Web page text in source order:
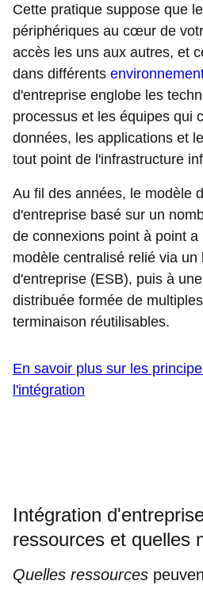
Cette pratique suppose que
périphériques au cœur de
accès les uns aux autres, et
dans différents
d'entreprise englobe les
processus et les équipes qui
données, les applications et
tout point de l'infrastructure
Au fil des années, le modèle
d'entreprise basé sur un
de connexions point à point a
modèle centralisé relié via un
d'entreprise (ESB), puis à
distribuée formée de
terminaison réutilisables.
En savoir plus sur les
l'intégration
Intégration
ressources et quelles
Quelles ressources